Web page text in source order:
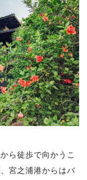
ら徒歩で向かうこ
宮之浦港からはバ